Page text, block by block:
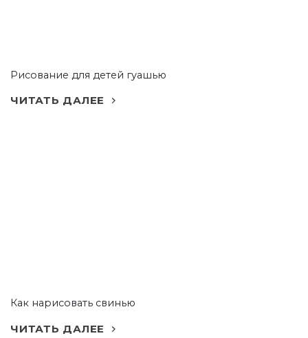
Рисование для детей гуашью
ЧИТАТЬ ДАЛЕЕ
Как нарисовать свинью
ЧИТАТЬ ДАЛЕЕ